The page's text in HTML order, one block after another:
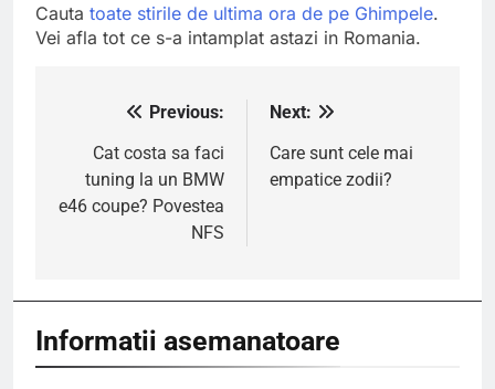
Cauta toate stirile de ultima ora de pe Ghimpele.
Vei afla tot ce s-a intamplat astazi in Romania.
Navigare
articole
Previous:
Cat costa sa faci
tuning la un BMW
e46 coupe? Povestea
NFS
Next:
Care sunt cele mai
empatice zodii?
Informatii asemanatoare